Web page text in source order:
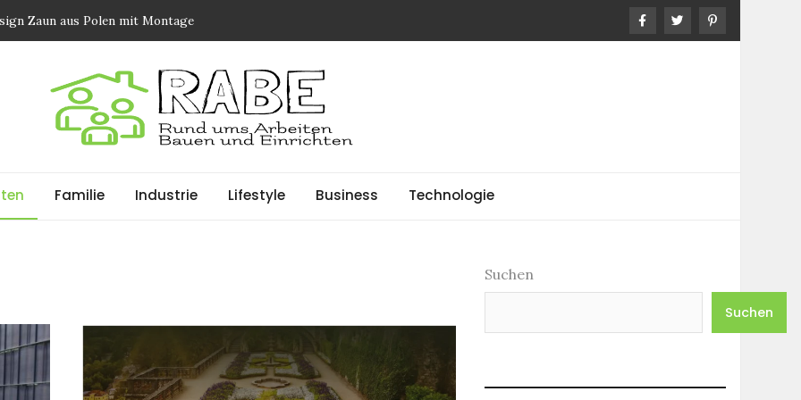
Zaun aus Polen mit Montage
in Zürich
und ein sicheres Zuhause. Wie das Mikrofaser-System
Familie Industrie Lifestyle Business Technologie
Suchen
Suchen